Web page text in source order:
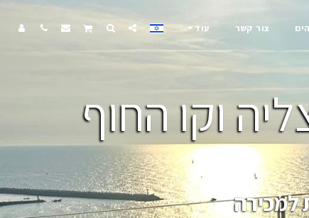
צור קשר עוד
וקו החוף
למכירה